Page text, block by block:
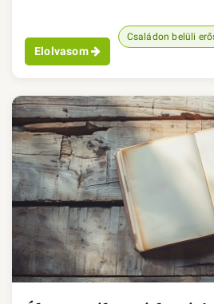
Elolvasom
Családon belüli